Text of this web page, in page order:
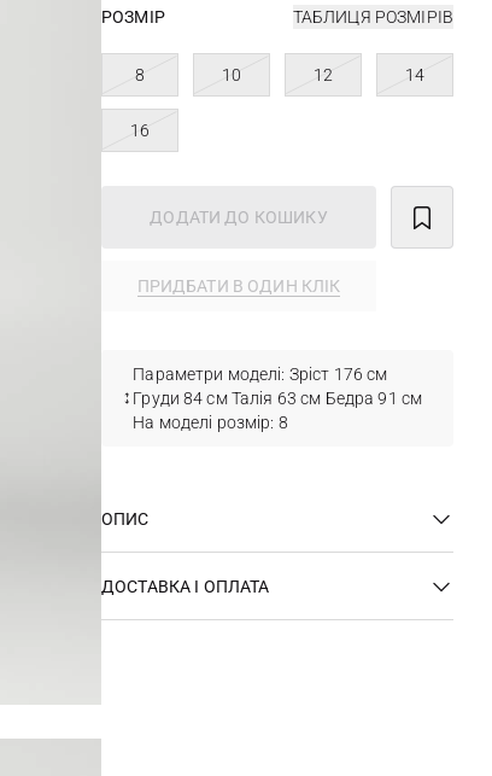
РОЗМІР ТАБЛИЦЯ РОЗМІРІВ
8 10 12 14
16
ДОДАТИ ДО КОШИКУ
ПРИДБАТИ В ОДИН КЛІК
Параметри моделі: Зріст 176 см
Груди 84 см Талія 63 см Бедра 91 см
На моделі розмір: 8
ОПИС
ДОСТАВКА І ОПЛАТА